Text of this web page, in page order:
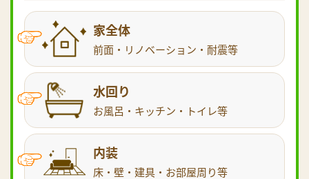
家全体
前面・リノベーション・耐震等
水回り
お風呂・キッチン・トイレ等
内装
床・壁・建具・お部屋周り等